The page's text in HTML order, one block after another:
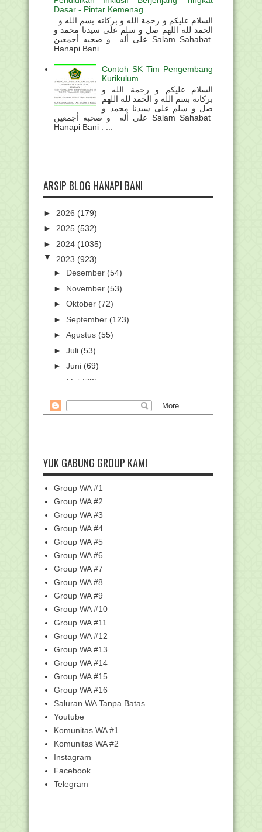
Dasar - Pintar Kemenag
الحمد لله اللهم صل و سلم على سيدنا محمد و
على أله و صحبه أجمعين Salam Sahabat
Hanapi Bani ....
Contoh SK Tim Pengembang
Kurikulum
السلام عليكم و رحمة الله و
بركاته بسم الله و الحمد لله اللهم
صل و سلم على سيدنا محمد و
على أله و صحبه أجمعين Salam Sahabat
Hanapi Bani . ...
ARSIP BLOG HANAPI BANI
► 2026 (179)
► 2025 (532)
► 2024 (1035)
▼ 2023 (923)
► Desember (54)
► November (53)
► Oktober (72)
► September (123)
► Agustus (55)
► Juli (53)
► Juni (69)
Mei (73)
Kumpulan Twibbon Hardiknas 2023,
AICIS 2023: Ulama Pesantren dan
Akademisi Asing Ka...
Pedoman Peringatan Hari Pendidikan
Nasional Tahun ...
Posisi Makmum Perempuan di Tengah
Jamaah Laki-laki...
Desain Spanduk Asesmen Madrasah
Tahun 2023
Jadwal PPG Daljab kemenag Batch-1
Kalimantan Timur Tuan Rumah MTQ
Tingkat Nasional 2024
Surat Edaran Distribusi Dana BOP RA
Dan BOS Madras...
29.109 Peserta Lulus Calon PPPK
Kemenag, Masa Sang...
Buku Tuntunan Manasik Haji dan
Umrah
Langkah-langkah Registrasi Pakta
Integritasi Peser...
Kemenag Buka Seleksi Calon Imam
Masjid Uni Emirat ...
Semester 2
Edaran Sekjen No SE 13 tahun 2023
tentang Cuti Peg...
Tunda Pulang Mudik, ASN Kemenag
Dapat Ajukan Cuti ...
YUK GABUNG GROUP KAMI
Group WA #1
Group WA #2
Group WA #3
Group WA #4
Group WA #5
Group WA #6
Group WA #7
Group WA #8
Group WA #9
Group WA #10
Group WA #11
Group WA #12
Group WA #13
Group WA #14
Group WA #15
Group WA #16
Saluran WA Tanpa Batas
Youtube
Komunitas WA #1
Komunitas WA #2
Instagram
Facebook
Telegram